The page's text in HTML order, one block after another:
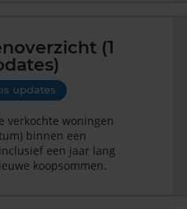
(1
updates
verkochte woningen
binnen een
een jaar lang
koopsommen.